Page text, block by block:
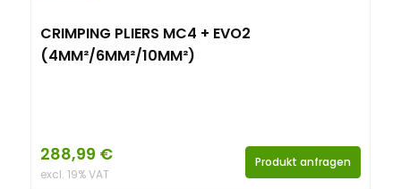
CRIMPING PLIERS MC4 + EVO2
(4MM²/6MM²/10MM²)
288,99 €
excl. 19% VAT
Produkt anfragen